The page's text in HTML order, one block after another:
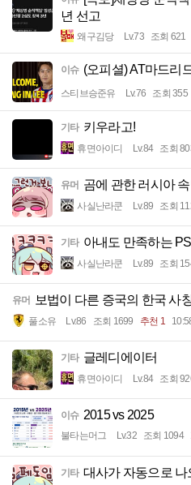
년 선고
왜구김당 Lv.73 조회 621
이슈 (오피셜) AT마드리
스티브승준유 Lv.76 조회 355
기타 키우라고!
휴면아이디 Lv.84 조회
유머 곰에 관한 러시아
사실난라쿤 Lv.89 조회
기타 아내도 만족하는
사실난라쿤 Lv.89 조회
유머 보법이 다른 증국의 한국 사
풀소유 Lv.86 조회 1699 추천 1
기타 글레디에이터
휴면아이디 Lv.84 조회
이슈 2015 vs 2025
불타는머그 Lv.32 조회 1094
기타 대사가 자동으로 나